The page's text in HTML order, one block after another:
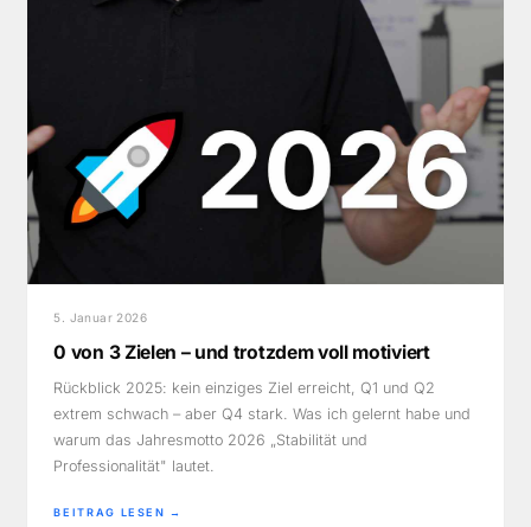
5. Januar 2026
0 von 3 Zielen – und trotzdem voll motiviert
Rückblick 2025: kein einziges Ziel erreicht, Q1 und Q2
extrem schwach – aber Q4 stark. Was ich gelernt habe und
warum das Jahresmotto 2026 „Stabilität und
Professionalität" lautet.
BEITRAG LESEN →